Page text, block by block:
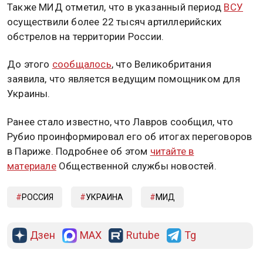
Также МИД отметил, что в указанный период ВСУ
осуществили более 22 тысяч артиллерийских
обстрелов на территории России.
До этого сообщалось, что Великобритания
заявила, что является ведущим помощником для
Украины.
Ранее стало известно, что Лавров сообщил, что
Рубио проинформировал его об итогах переговоров
в Париже. Подробнее об этом читайте в
материалеОбщественной службы новостей.
РОССИЯ УКРАИНА МИД
Дзен MAX Rutube Tg